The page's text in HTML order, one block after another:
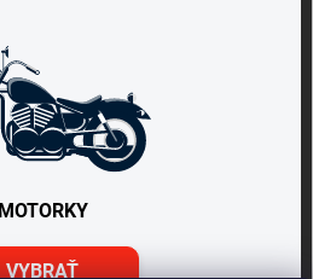
MOTORKY
VYBRAŤ